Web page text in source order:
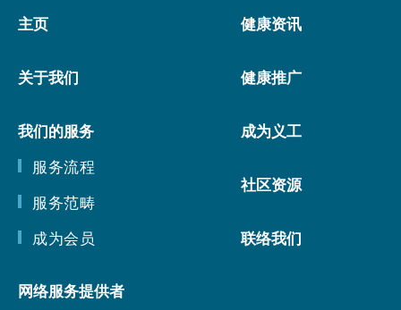
主页
关于我们
我们的服务
服务流程
服务范畴
成为会员
网络服务提供者
健康资讯
健康推广
成为义工
社区资源
联络我们